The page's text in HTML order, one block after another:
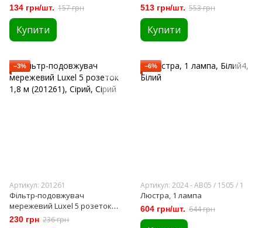
134 грн/шт. 157 грн
Купити
513 грн/шт. 553 грн
Купити
−3%
Артикул: 201261
Фільтр-подовжувач
мережевий Luxel 5 розеток
1,8 м (201261)
230 грн 236 грн
−6%
Артикул: 2024 - АВ05 / 1505 / 1
Люстра, 1 лампа
604 грн/шт. 644 грн